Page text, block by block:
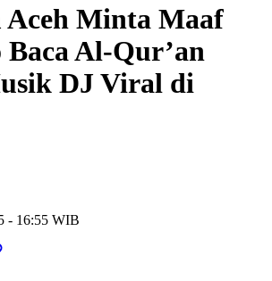
Aceh Minta Maaf
Baca Al-Qur’an
DJ Viral di
- 16:55 WIB